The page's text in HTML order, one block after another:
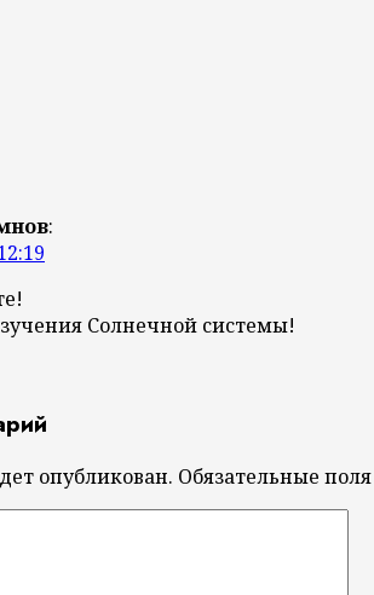
:
Солнечной системы!
опубликован. Обязательные